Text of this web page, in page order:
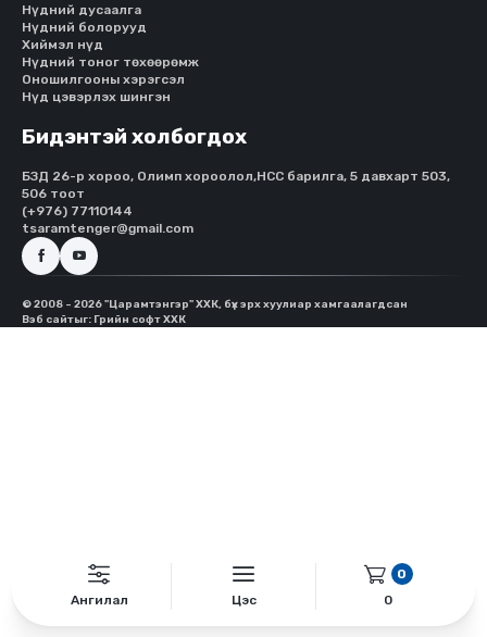
Ангилал Цэс
0
0
Нүдний дусаалга
Нүдний болорууд
Хиймэл нүд
Нүдний тоног төхөөрөмж
Оношилгооны хэрэгсэл
Нүд цэвэрлэх шингэн
Бидэнтэй холбогдох
БЗД 26-р хороо, Олимп хороолол,HCC барилга, 5 давхарт 503,
506 тоот
(+976) 77110144
tsaramtenger@gmail.com
© 2008 - 2026 "Царамтэнгэр" ХХК, бүх эрх хуулиар хамгаалагдсан
Вэб сайтыг: Грийн софт ХХК